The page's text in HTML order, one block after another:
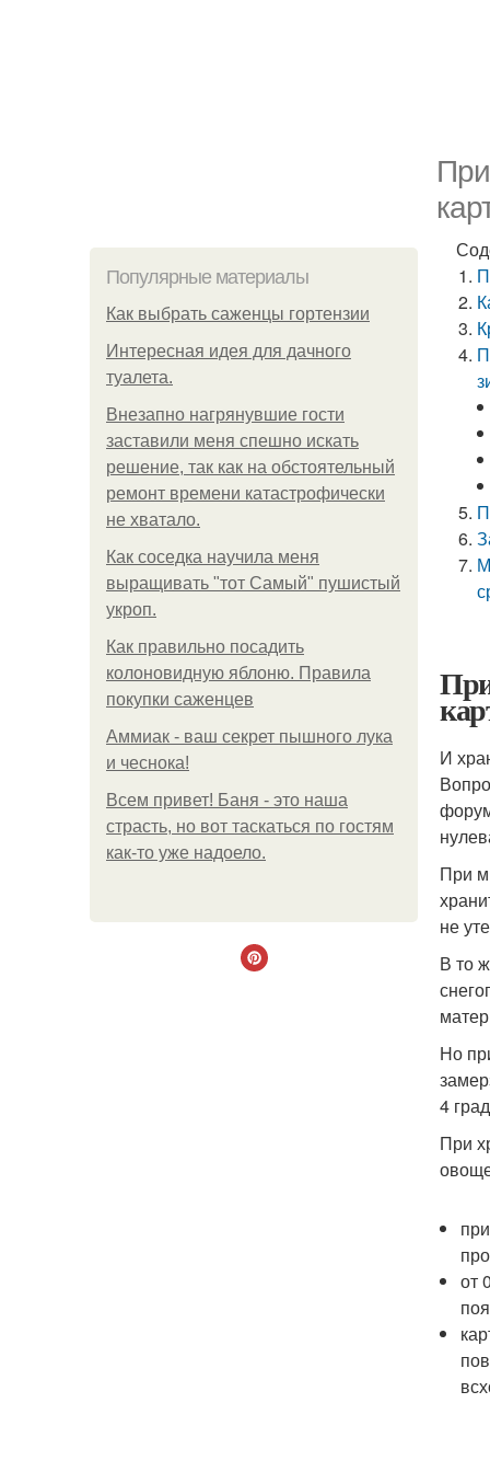
Популярные материалы
Как выбрать саженцы гортензии
Интересная идея для дачного
туалета.
Внезапно нагрянувшие гости
заставили меня спешно искать
решение, так как на обстоятельный
ремонт времени катастрофически
не хватало.
Как соседка научила меня
выращивать "тот Самый" пушистый
укроп.
Как правильно посадить
колоновидную яблоню. Правила
покупки саженцев
Аммиак - ваш секрет пышного лука
и чеснока!
Всем привет! Баня - это наша
страсть, но вот таскаться по гостям
как-то уже надоело.
И
При
не
В то
Но
4
При
от